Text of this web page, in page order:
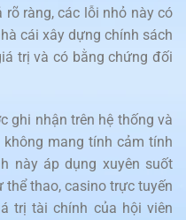
ràng, các lỗi nhỏ này có
cái xây dựng chính sách
trị và có bằng chứng đối
ghi nhận trên hệ thống và
mang tính cảm tính
này áp dụng xuyên suốt
thao, casino trực tuyến
trị tài chính của hội viên